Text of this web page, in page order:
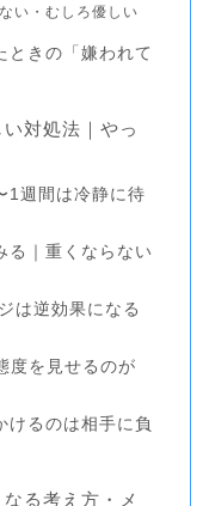
い・むしろ優しい
ときの「嫌われて
対処法｜やっ
1週間は冷静に待
る｜重くならない
は逆効果になる
度を見せるのが
けるのは相手に負
る考え方・メ